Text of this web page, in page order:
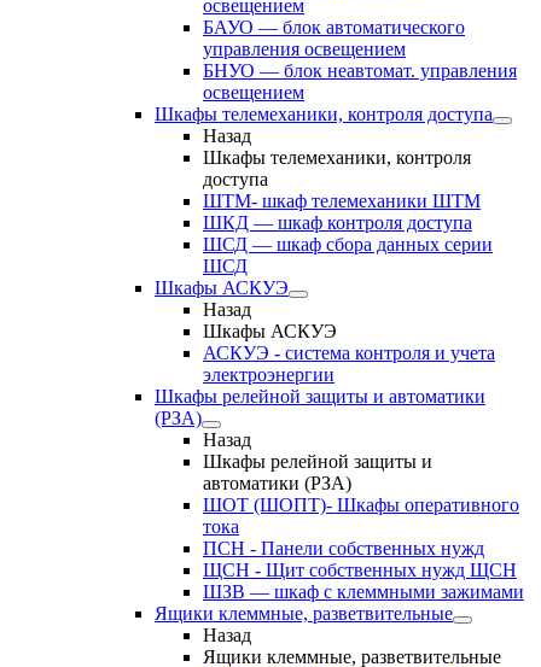
освещением
БАУО — блок автоматического
управления освещением
БНУО — блок неавтомат. управления
освещением
Шкафы телемеханики, контроля доступа
Назад
Шкафы телемеханики, контроля
доступа
ШТМ- шкаф телемеханики ШТМ
ШКД — шкаф контроля доступа
ШСД — шкаф сбора данных серии
ШСД
Шкафы АСКУЭ
Назад
Шкафы АСКУЭ
АСКУЭ - система контроля и учета
электроэнергии
Шкафы релейной защиты и автоматики
(РЗА)
Назад
Шкафы релейной защиты и
автоматики (РЗА)
ШОТ (ШОПТ)- Шкафы оперативного
тока
ПСН - Панели собственных нужд
ЩСН - Щит собственных нужд ЩСН
ШЗВ — шкаф с клеммными зажимами
Ящики клеммные, разветвительные
Назад
Ящики клеммные, разветвительные